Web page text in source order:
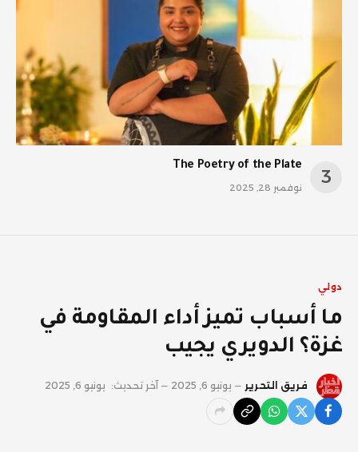
The Poetry of the Plate
نوفمبر 28, 2025
دولي
ما أسباب تميز أداء المقاومة في
غزة؟ الدويري يجيب
فريق التحرير يونيو 6, 2025 آخر تحديث: يونيو 6, 2025